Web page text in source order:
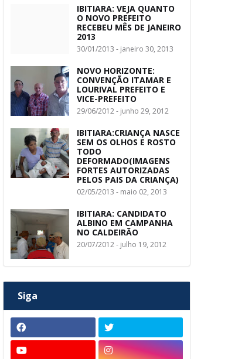
IBITIARA: VEJA QUANTO
O NOVO PREFEITO
RECEBEU MÊS DE JANEIRO
2013
30/01/2013 - janeiro 30, 2013
NOVO HORIZONTE:
CONVENÇÃO ITAMAR E
LOURIVAL PREFEITO E
VICE-PREFEITO
29/06/2012 - junho 29, 2012
IBITIARA:CRIANÇA NASCE
SEM OS OLHOS E ROSTO
TODO
DEFORMADO(IMAGENS
FORTES AUTORIZADAS
PELOS PAIS DA CRIANÇA)
02/05/2013 - maio 02, 2013
IBITIARA: CANDIDATO
ALBINO EM CAMPANHA
NO CALDEIRÃO
20/07/2012 - julho 19, 2012
Siga